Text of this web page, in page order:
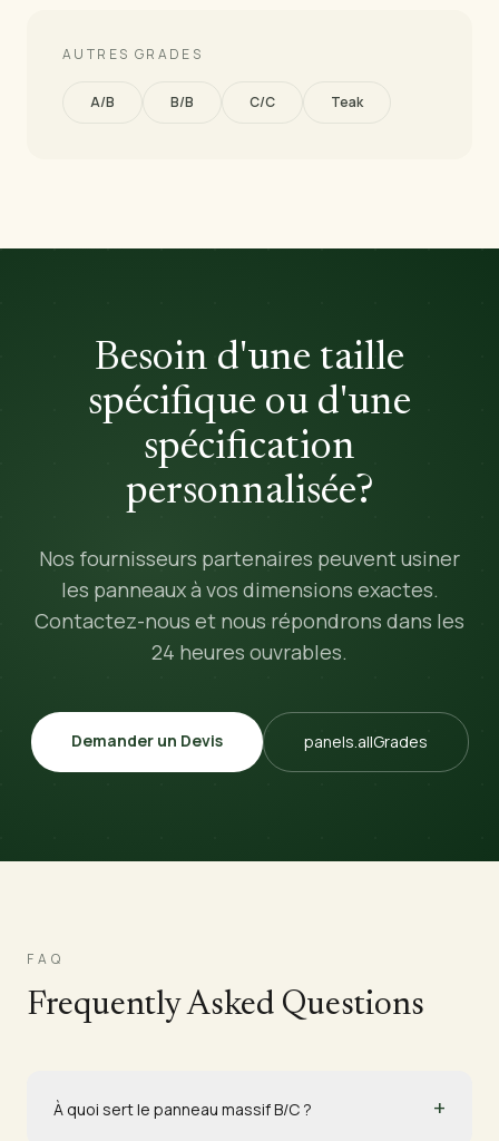
AUTRES GRADES
A/B B/B C/C Teak
Besoin d'une taille
spécifique ou d'une
spécification
personnalisée?
Nos fournisseurs partenaires peuvent usiner
les panneaux à vos dimensions exactes.
Contactez-nous et nous répondrons dans les
24 heures ouvrables.
Demander un Devis panels.allGrades
FAQ
Frequently Asked Questions
À quoi sert le panneau massif B/C ? +